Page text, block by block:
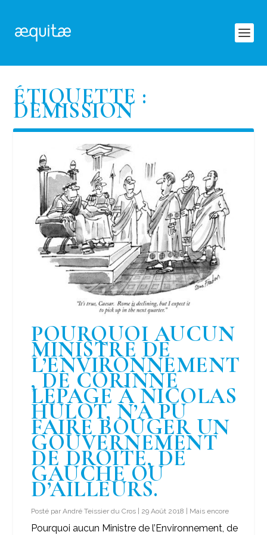
ÉTIQUETTE :
DEMISSION
POURQUOI AUCUN
MINISTRE DE
L’ENVIRONNEMENT
, DE CORINNE
LEPAGE À NICOLAS
HULOT, N’A PU
FAIRE BOUGER UN
GOUVERNEMENT
DE DROITE, DE
GAUCHE OU
D’AILLEURS.
Posté parAndré Teissier du Cros | 29 Août 2018 | Mais encore
Pourquoi aucun Ministre de l’Environnement, de